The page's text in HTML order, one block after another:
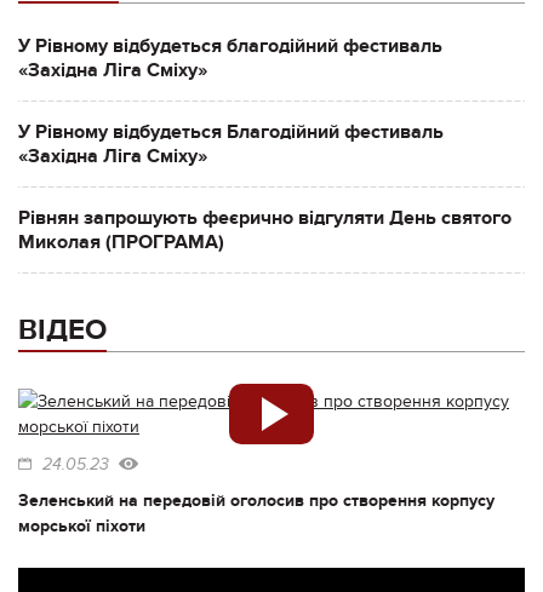
У Рівному відбудеться благодійний фестиваль
«Західна Ліга Сміху»
У Рівному відбудеться Благодійний фестиваль
«Західна Ліга Сміху»
Рівнян запрошують феєрично відгуляти День святого
Миколая (ПРОГРАМА)
ВІДЕО
24.05.23
Зеленський на передовій оголосив про створення корпусу
морської піхоти